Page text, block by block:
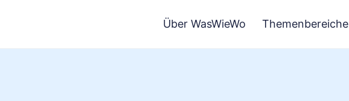
Über WasWieWo Themenbereiche